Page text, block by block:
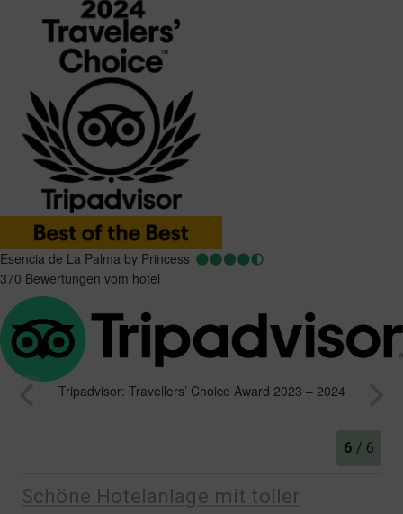
Esencia de La Palma by Princess
370 Bewertungen vom hotel
Tripadvisor: Travellers’ Choice Award 2023 – 2024